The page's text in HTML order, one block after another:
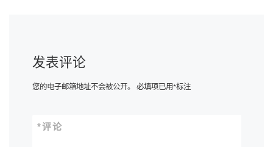
发表评论
您的电子邮箱地址不会被公开。 必填项已用*标注
评论
*